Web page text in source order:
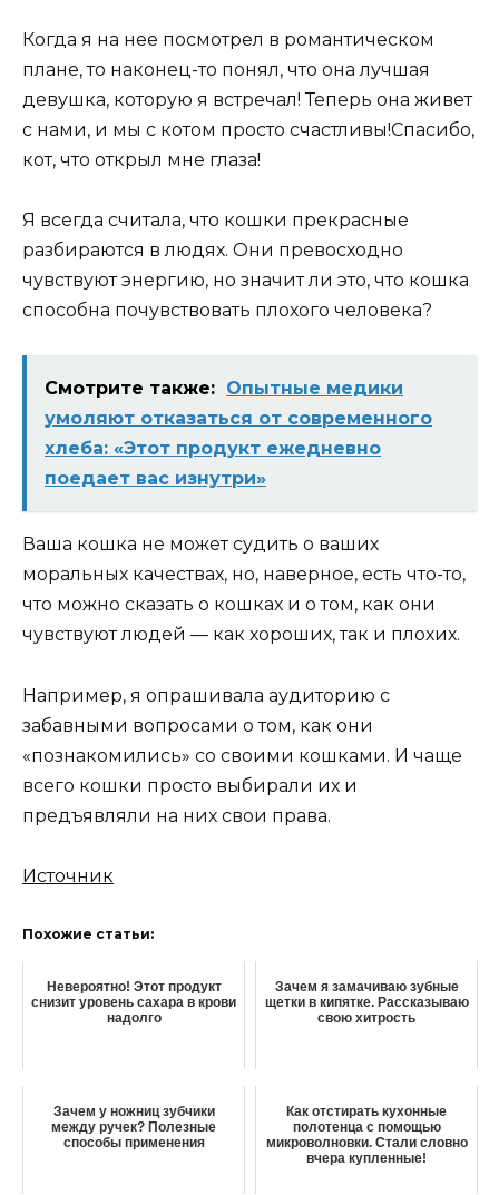
Когда я на нее посмотрел в романтическом
плане, то наконец-то понял, что она лучшая
девушка, которую я встречал! Теперь она живет
с нами, и мы с котом просто счастливы!Спасибо,
кот, что открыл мне глаза!
Я всегда считала, что кошки прекрасные
разбираются в людях. Они превосходно
чувствуют энергию, но значит ли это, что кошка
способна почувствовать плохого человека?
Смотрите также: Опытные медики
умоляют отказаться от современного
хлеба: «Этот продукт ежедневно
поедает вас изнутри»
Ваша кошка не может судить о ваших
моральных качествах, но, наверное, есть что-то,
что можно сказать о кошках и о том, как они
чувствуют людей — как хороших, так и плохих.
Например, я опрашивала аудиторию с
забавными вопросами о том, как они
«познакомились» со своими кошками. И чаще
всего кошки просто выбирали их и
предъявляли на них свои права.
Источник
Похожие статьи:
Невероятно! Этот продукт
снизит уровень сахара в крови
надолго
Зачем я замачиваю зубные
щетки в кипятке. Рассказываю
свою хитрость
Зачем у ножниц зубчики
между ручек? Полезные
способы применения
Как отстирать кухонные
полотенца с помощью
микроволновки. Стали словно
вчера купленные!